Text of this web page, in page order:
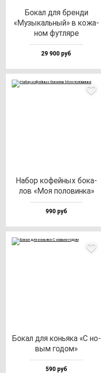
Бокал для брен­ди
«Музы­каль­ный» в ко­жа­
ном фут­ля­ре
29 900 руб
Набор ко­фей­ных бо­ка­
лов «Моя по­ло­вин­ка»
990 руб
Бокал для конь­яка «С но­
вым го­дом»
590 руб